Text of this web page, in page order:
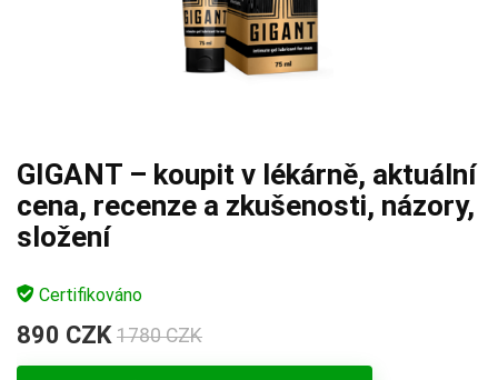
GIGANT – koupit v lékárně, aktuální
cena, recenze a zkušenosti, názory,
složení
Certifikováno
890 CZK 1780 CZK